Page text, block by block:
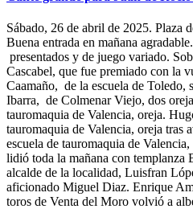
Sábado, 26 de abril de 2025. Plaza
Buena entrada en mañana
presentados y de juego variado.
Cascabel, que fue premiado con la
Caamaño, de la escuela de Toledo,
Ibarra, de Colmenar Viejo, dos
tauromaquia de Valencia, oreja.
tauromaquia de Valencia, oreja tras
escuela de tauromaquia de
lidió toda la mañana con templanza
alcalde de la localidad, Luisfran
aficionado Miguel Diaz. Enrique
toros de Venta del Moro volvió a